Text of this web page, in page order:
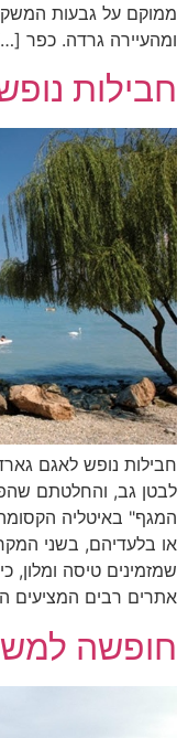
ומהעיירה גרדה. כפר
חבילות
חבילות נופש לאגם
לבטן גב, והחלטתם
המגף" באיטליה
או בלעדיהם, בשני
שמזמינים טיסה ומלון,
אתרים רבים המציעים
חופשה